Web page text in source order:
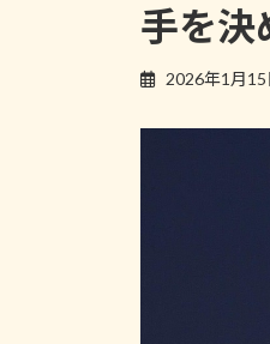
手を決
2026年1月15